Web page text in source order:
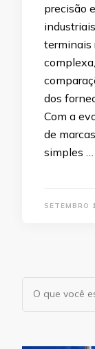
precisão
terminais
dos
Com a
de
simples …
SETEMBRO
Procurando
algo?